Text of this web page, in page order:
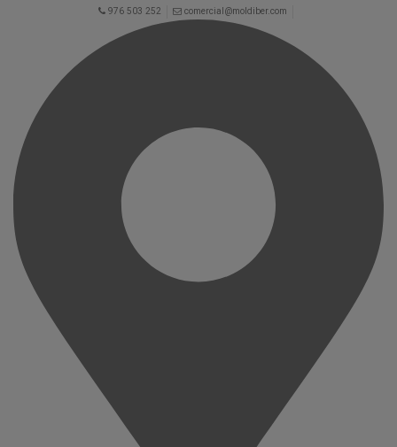
976 503 252 comercial@moldiber.com